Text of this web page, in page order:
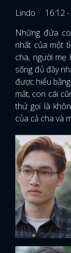
Lindo
16:12
Những đứa
nhất của một
cha, người
sống đủ đầy
được hiểu
mất, con cái
thứ gọi là
của cả cha và